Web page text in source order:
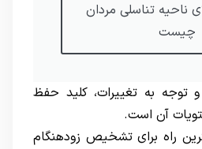
ناحیه تناسلی مردان
چیست
توجه به تغییرات، کلید حفظ
آن است.
راه برای تشخیص زودهنگام